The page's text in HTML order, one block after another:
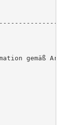
gemäß